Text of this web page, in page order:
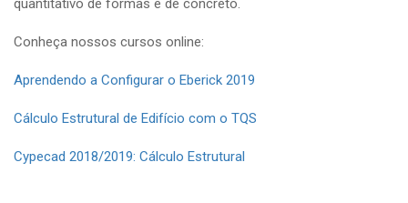
quantitativo de formas e de concreto.
Conheça nossos cursos online:
Aprendendo a Configurar o Eberick 2019
Cálculo Estrutural de Edifício com o TQS
Cypecad 2018/2019: Cálculo Estrutural